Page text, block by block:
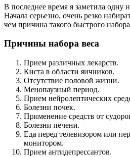
В последнее время я заметила одну
Начала серьезно, очень резко
чем причина такого быстрого
Причины набора веса
Прием различных лекарств.
Киста в области яичников.
Отсутствие половой жизни.
Менопаузный период.
Прием нейролептических
Болезни почек.
Применение средств от
Болезни печени.
Еда перед телевизором или
монитором.
Прием антидепрессантов.